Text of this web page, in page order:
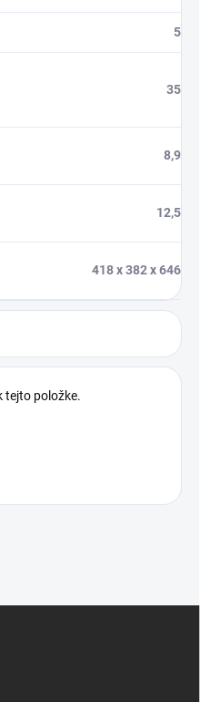
5
35
8,9
12,5
418 x 382 x 646
tejto položke.